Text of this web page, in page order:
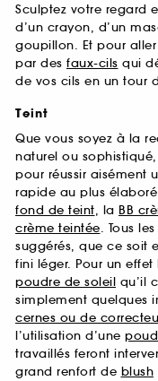
Sculptez votre regard
d’un crayon, d’un
goupillon. Et pour
par des faux-cils qui
de vos cils en un tour
Teint
Que vous soyez à la
naturel ou
pour réussir aisément
rapide au plus
fond de teint, la BB
crème teintée. Tous
suggérés, que ce soit
fini léger. Pour un
poudre de soleil qu’il
simplement quelques
cernes ou de
l’utilisation d’une
travaillés feront
grand renfort de blush